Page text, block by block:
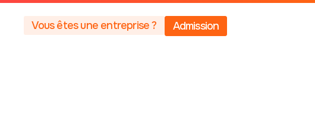
Vous êtes une entreprise ? Admission